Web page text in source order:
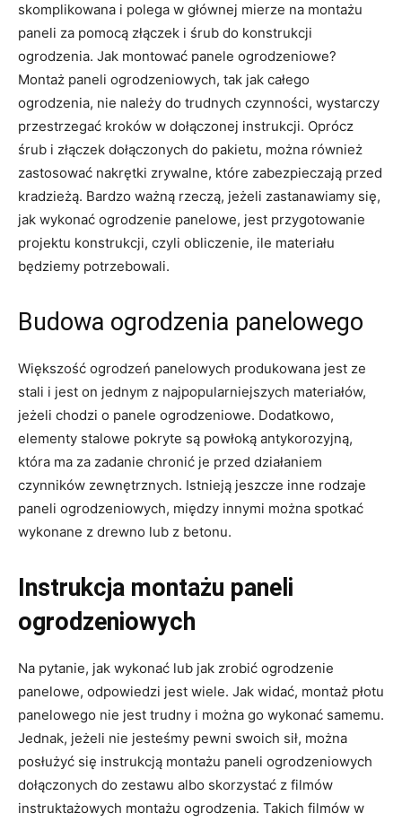
skomplikowana i polega w głównej mierze na montażu
paneli za pomocą złączek i śrub do konstrukcji
ogrodzenia. Jak montować panele ogrodzeniowe?
Montaż paneli ogrodzeniowych, tak jak całego
ogrodzenia, nie należy do trudnych czynności, wystarczy
przestrzegać kroków w dołączonej instrukcji. Oprócz
śrub i złączek dołączonych do pakietu, można również
zastosować nakrętki zrywalne, które zabezpieczają przed
kradzieżą. Bardzo ważną rzeczą, jeżeli zastanawiamy się,
jak wykonać ogrodzenie panelowe, jest przygotowanie
projektu konstrukcji, czyli obliczenie, ile materiału
będziemy potrzebowali.
Budowa ogrodzenia panelowego
Większość ogrodzeń panelowych produkowana jest ze
stali i jest on jednym z najpopularniejszych materiałów,
jeżeli chodzi o panele ogrodzeniowe. Dodatkowo,
elementy stalowe pokryte są powłoką antykorozyjną,
która ma za zadanie chronić je przed działaniem
czynników zewnętrznych. Istnieją jeszcze inne rodzaje
paneli ogrodzeniowych, między innymi można spotkać
wykonane z drewno lub z betonu.
Instrukcja montażu paneli
ogrodzeniowych
Na pytanie, jak wykonać lub jak zrobić ogrodzenie
panelowe, odpowiedzi jest wiele. Jak widać, montaż płotu
panelowego nie jest trudny i można go wykonać samemu.
Jednak, jeżeli nie jesteśmy pewni swoich sił, można
posłużyć się instrukcją montażu paneli ogrodzeniowych
dołączonych do zestawu albo skorzystać z filmów
instruktażowych montażu ogrodzenia. Takich filmów w